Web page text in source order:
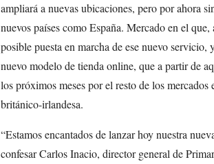
ampliará a nuevas ubicaciones, pero por ahora
nuevos países como España. Mercado en el
posible puesta en marcha de ese nuevo servicio,
nuevo modelo de tienda online, que a partir de
los próximos meses por el resto de los
británico-irlandesa.
“Estamos encantados de lanzar hoy nuestra
confesar Carlos Inacio, director general de